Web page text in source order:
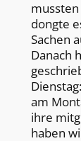
dongte
Sachen
Danach
am
ihre
haben